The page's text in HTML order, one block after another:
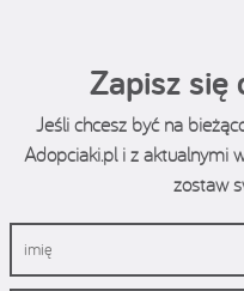
Zapisz się
Jeśli chcesz być na
Adopciaki.pl i z aktualnymi
zostaw